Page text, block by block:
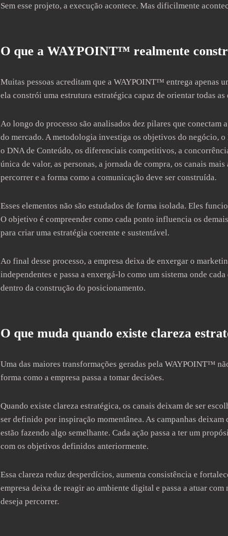
Sem esse projeto, a execução acontece. Mas dificilmente
O que a WAYPOINT™ realmente
Muitas pessoas acreditam que a WAYPOINT™ entrega apenas
ela constrói uma estrutura estratégica capaz de orientar todas as
Ao longo do processo são analisados dez pilares que conectam
do mercado. A metodologia investiga os objetivos do negócio,
o DNA de Conteúdo, os diferenciais competitivos, a
única de valor, as personas, a jornada de compra, os canais
percorrer e a forma como a comunicação deve ser construída.
Esses elementos não são estudados de forma isolada. Eles
O objetivo é compreender como cada ponto influencia os
para criar uma estratégia coerente e sustentável.
Ao final desse processo, a empresa deixa de enxergar o
independentes e passa a enxergá-lo como um sistema onde
dentro da construção do posicionamento.
O que muda quando existe clareza
Uma das maiores transformações geradas pela WAYPOINT™
forma como a empresa passa a tomar decisões.
Quando existe clareza estratégica, os canais deixam de ser
ser definido por inspiração momentânea. As campanhas deixam
estão fazendo algo semelhante. Cada ação passa a ter um
com os objetivos definidos anteriormente.
Essa clareza reduz desperdícios, aumenta consistência e
empresa deixa de reagir ao ambiente digital e passa a atuar
deseja percorrer.